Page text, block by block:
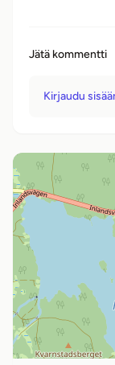
Jätä kommentti
Kirjaudu